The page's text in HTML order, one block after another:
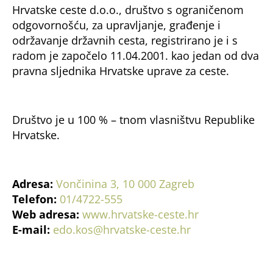
Hrvatske ceste d.o.o., društvo s ograničenom
odgovornošću, za upravljanje, građenje i
održavanje državnih cesta, registrirano je i s
radom je započelo 11.04.2001. kao jedan od dva
pravna sljednika Hrvatske uprave za ceste.
Društvo je u 100 % – tnom vlasništvu Republike
Hrvatske.
Adresa: Vončinina 3, 10 000 Zagreb
Telefon: 01/4722-555
Web adresa: www.hrvatske-ceste.hr
E-mail: edo.kos@hrvatske-ceste.hr